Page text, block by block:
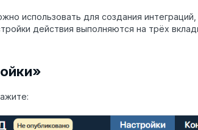
использовать для создания
действия выполняются на трёх